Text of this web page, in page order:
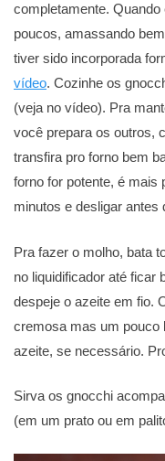
completamente.
poucos, amassando
tiver sido incorporada
vídeo. Cozinhe os
(veja no vídeo). Pra
você prepara os outros,
transfira pro forno bem
forno for potente, é mais
minutos e desligar antes
Pra fazer o molho, bata
no liquidificador até ficar
despeje o azeite em fio.
cremosa mas um pouco
azeite, se necessário.
Sirva os gnocchi
(em um prato ou em